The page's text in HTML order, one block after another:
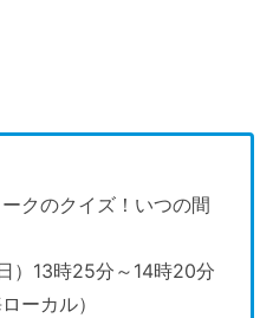
クのクイズ！いつの間
）13時25分～14時20分
ーカル）